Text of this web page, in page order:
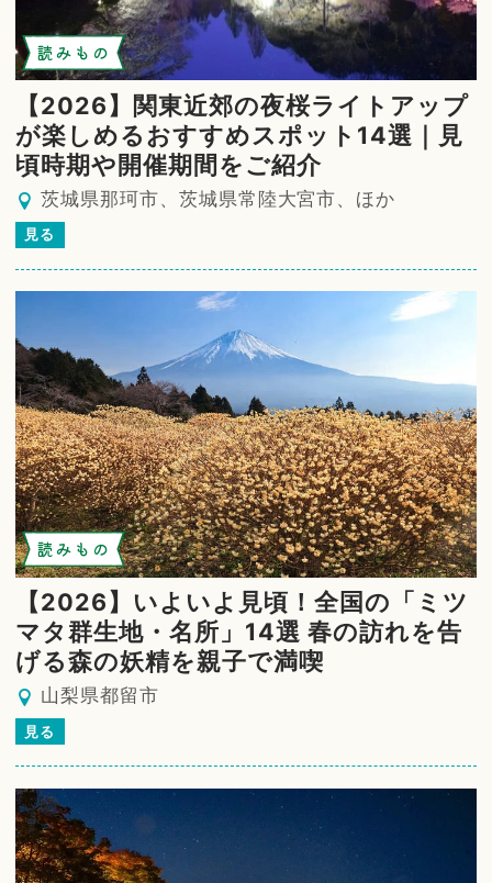
読みもの
【2026】関東近郊の夜桜ライトアップ
が楽しめるおすすめスポット14選｜見
頃時期や開催期間をご紹介
茨城県那珂市、茨城県常陸大宮市、ほか
見る
読みもの
【2026】いよいよ見頃！全国の「ミツ
マタ群生地・名所」14選 春の訪れを告
げる森の妖精を親子で満喫
山梨県都留市
見る